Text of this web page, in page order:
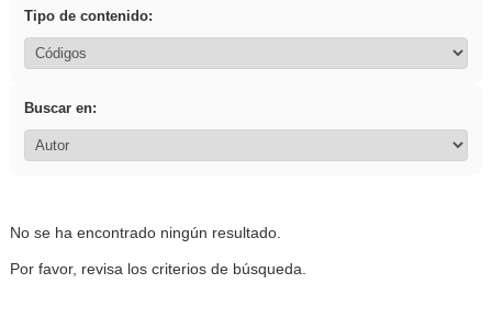
Tipo de contenido:
Buscar en:
No se ha encontrado ningún resultado.
Por favor, revisa los criterios de búsqueda.